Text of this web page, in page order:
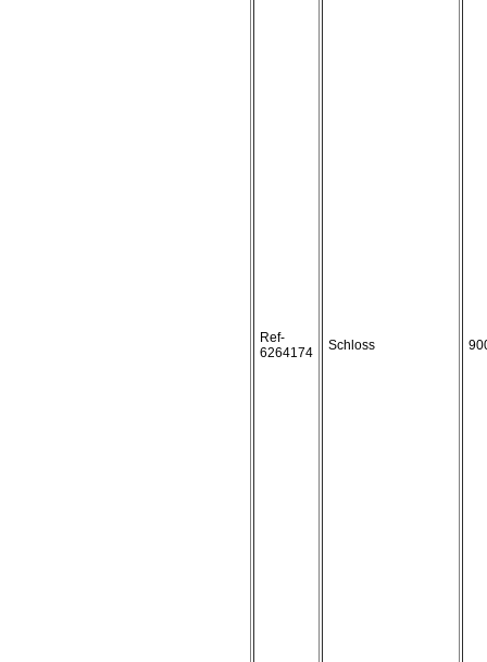
Ref-
6264174
Schloss